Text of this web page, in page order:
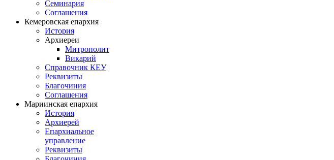
Семинария
Соглашения
Кемеровская епархия
История
Архиереи
Митрополит
Викарий
Справочник КЕУ
Реквизиты
Благочиния
Соглашения
Мариинская епархия
История
Архиерей
Епархиальное
управление
Реквизиты